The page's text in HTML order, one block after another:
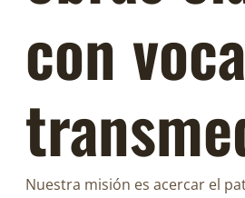
con
Nuestra misión es acercar el